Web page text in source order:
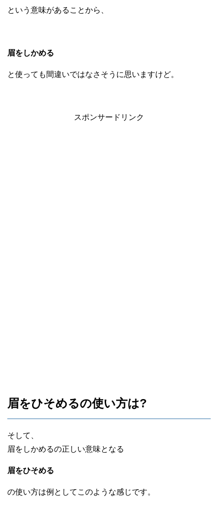
という意味があることから、
眉をしかめる
と使っても間違いではなさそうに思いますけど。
スポンサードリンク
眉をひそめるの使い方は?
そして、
眉をしかめるの正しい意味となる
眉をひそめる
の使い方は例としてこのような感じです。